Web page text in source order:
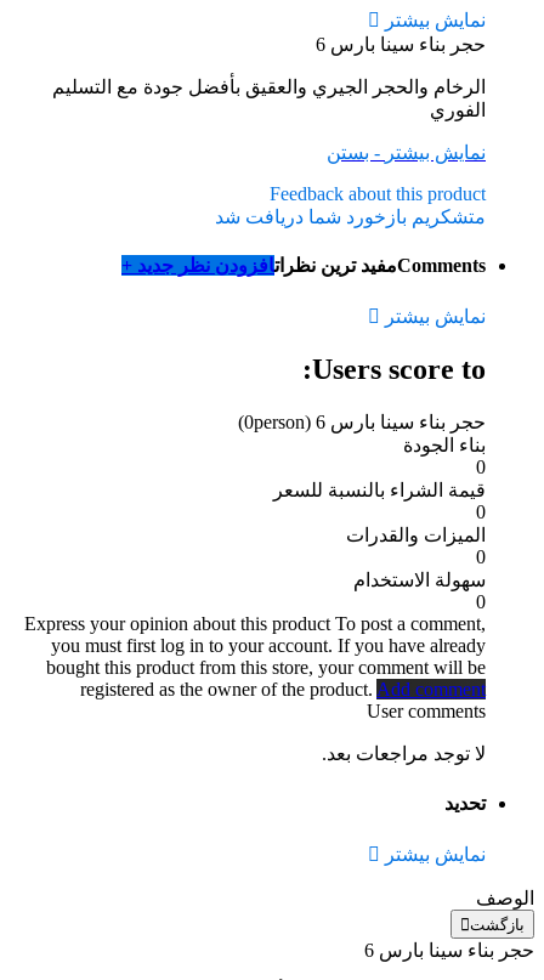
نمایش بیشتر
حجر بناء سينا ​​بارس 6
الرخام والحجر الجيري والعقيق بأفضل جودة مع التسليم
الفوري
نمایش بیشتر - بستن
Feedback about this product
متشکریم بازخورد شما دریافت شد
Commentsمفید ترین نظراتافزودن نظر جدید +
نمایش بیشتر
Users score to:
حجر بناء سينا ​​بارس 6
(0person)
بناء الجودة
0
قيمة الشراء بالنسبة للسعر
0
الميزات والقدرات
0
سهولة الاستخدام
0
Express your opinion about this product To post a comment,
you must first log in to your account. If you have already
bought this product from this store, your comment will be
registered as the owner of the product. Add comment
User comments
لا توجد مراجعات بعد.
تحديد
نمایش بیشتر
الوصف
بازگشت
حجر بناء سينا ​​بارس 6